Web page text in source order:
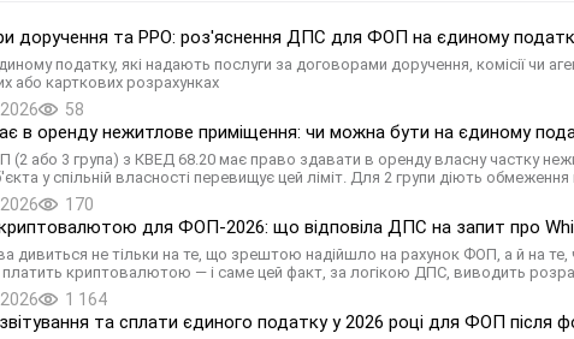
доручення та РРО: роз'яснення ДПС для ФОП на єдиному
податку, які надають послуги за договорами доручення, комісії чи
або карткових розрахунках
58
в оренду нежитлове приміщення: чи можна бути на єдиному
(2 або 3 група) з КВЕД 68.20 має право здавати в оренду власну частку
у спільній власності перевищує цей ліміт. Для 2 групи діють
170
для ФОП-2026: що відповіла ДПС на запит про
дивиться не тільки на те, що зрештою надійшло на рахунок ФОП, а й на
платить криптовалютою — і саме цей факт, за логікою ДПС, виводить
1 164
та сплати єдиного податку у 2026 році для ФОП після